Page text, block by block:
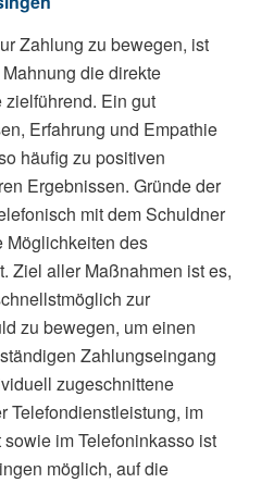
Zahlung zu bewegen, ist
die direkte
Ein gut
Erfahrung und Empathie
häufig zu positiven
Ergebnissen. Gründe der
mit dem Schuldner
Möglichkeiten des
Ziel aller Maßnahmen ist es,
zur
zu bewegen, um einen
Zahlungseingang
zugeschnittene
Telefondienstleistung, im
im Telefoninkasso ist
möglich, auf die